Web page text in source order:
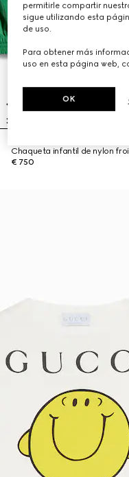
Chaqueta infantil de nylon
€ 750
permitirle compartir
sigue utilizando esta
de uso.
Para obtener más
uso en esta página web,
OK